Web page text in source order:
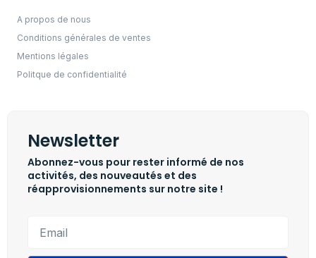
A propos de nous
Conditions générales de ventes
Mentions légales
Politque de confidentialité
Newsletter
Abonnez-vous pour rester informé de nos
activités, des nouveautés et des
réapprovisionnements sur notre site !